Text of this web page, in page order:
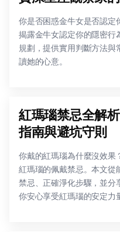
你是否困惑金牛女是否認定
揭露金牛女認定你的隱密行
規劃，提供實用判斷方法與
讀她的心意。
紅瑪瑙禁忌全解
指南與避坑守則
你戴的紅瑪瑙為什麼沒效果
紅瑪瑙的佩戴禁忌。本文從
禁忌、正確淨化步驟，並分
你安心享受紅瑪瑙的安定力